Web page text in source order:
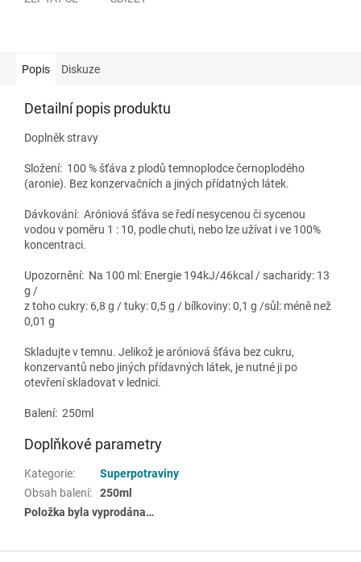
Popis Diskuze
Detailní popis produktu
Doplněk stravy
Složení: 100 % šťáva z plodů temnoplodce černoplodého
(aronie). Bez konzervačních a jiných přídatných látek.
Dávkování: Aróniová šťáva se ředí nesycenou či sycenou
vodou v poměru 1 : 10, podle chuti, nebo lze užívat i ve 100%
koncentraci.
Upozornění: Na 100 ml: Energie 194kJ/46kcal / sacharidy: 13
g /
z toho cukry: 6,8 g / tuky: 0,5 g / bílkoviny: 0,1 g /sůl: méně než
0,01 g
Skladujte v temnu. Jelikož je aróniová šťáva bez cukru,
konzervantů nebo jiných přídavných látek, je nutné ji po
otevření skladovat v lednici.
Balení: 250ml
Doplňkové parametry
Kategorie:
Superpotraviny
Obsah balení:
250ml
Položka byla vyprodána…